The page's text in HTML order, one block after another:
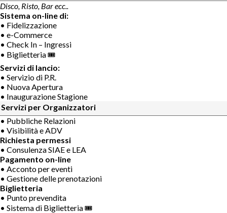
Disco, Risto, Bar ecc..
Sistema on-line di:
• Fidelizzazione
• e-Commerce
• Check In – Ingressi
• Biglietteria 🎟
Servizi di lancio:
• Servizio di P.R.
• Nuova Apertura
• Inaugurazione Stagione
Servizi per Organizzatori
• Pubbliche Relazioni
• Visibilità e ADV
Richiesta permessi
• Consulenza SIAE e LEA
Pagamento on-line
• Acconto per eventi
• Gestione delle prenotazioni
Biglietteria
• Punto prevendita
• Sistema di Biglietteria 🎟